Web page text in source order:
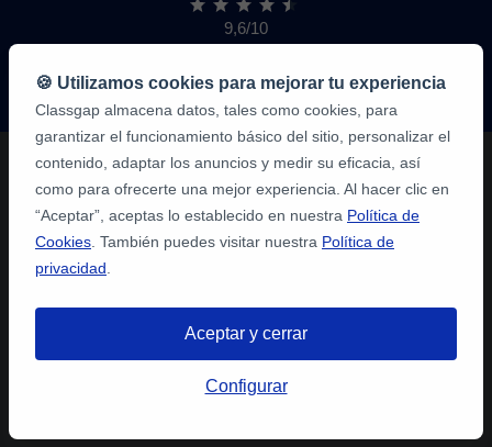
9,6/10
1,339,284
de
alumnos
🍪 Utilizamos cookies para mejorar tu experiencia
Classgap almacena datos, tales como cookies, para
garantizar el funcionamiento básico del sitio, personalizar el
contenido, adaptar los anuncios y medir su eficacia, así
como para ofrecerte una mejor experiencia. Al hacer clic en
“Aceptar”, aceptas lo establecido en nuestra Política de
Cookies . También puedes visitar nuestra Política de
privacidad
Aceptar y cerrar
Configurar